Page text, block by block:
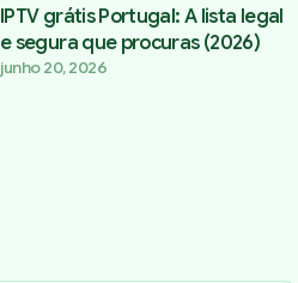
IPTV grátis Portugal: A lista legal
e segura que procuras (2026)
junho 20, 2026